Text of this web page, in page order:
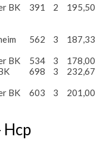
BK 391 2 195,50
562 3
187,33
BK 534 3
178,00
698 3
232,67
BK 603 3 201,00
Hcp